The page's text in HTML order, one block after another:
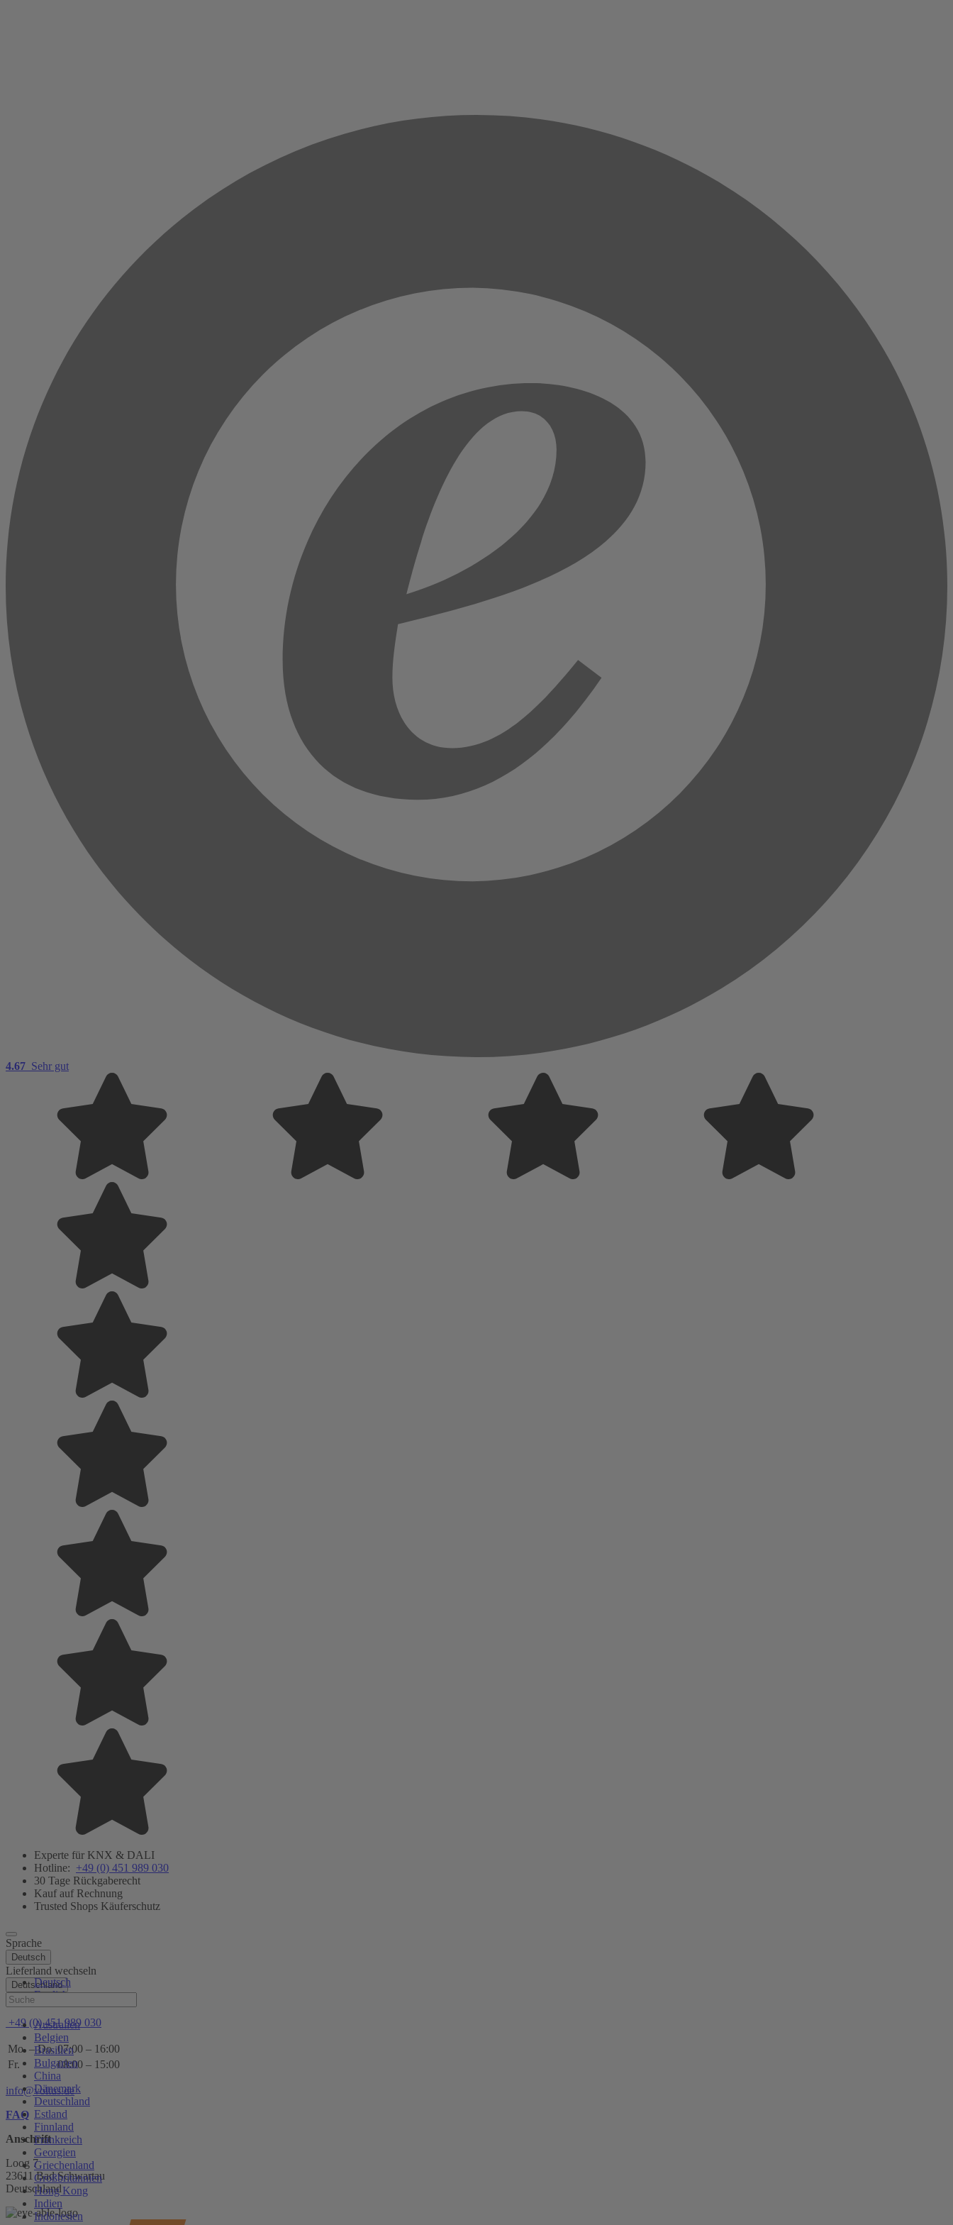
4.67 Sehr gut
Experte für KNX & DALI
Hotline: +49 (0) 451 989 030
30 Tage Rückgaberecht
Kauf auf Rechnung
Trusted Shops Käuferschutz
Sprache
Deutsch
Deutsch
English
Lieferland wechseln
Deutschland
Australien
Belgien
Brasilien
Bulgarien
China
Dänemark
Deutschland
Estland
Finnland
Frankreich
Georgien
Griechenland
Großbritannien
Hong Kong
Indien
Indonesien
Hilfe
+49 (0) 451 989 030
Mo. – Do. 07:00 – 16:00
Fr.
08:00 – 15:00
info@voltus.de
FAQ
Anschrift
Loog 7
23611 Bad Schwartau
Deutschland